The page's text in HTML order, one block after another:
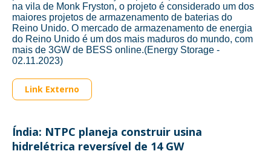
na vila de Monk Fryston, o projeto é considerado um dos
maiores projetos de armazenamento de baterias do
Reino Unido. O mercado de armazenamento de energia
do Reino Unido é um dos mais maduros do mundo, com
mais de 3GW de BESS online.(Energy Storage -
02.11.2023)
Link Externo
Índia: NTPC planeja construir usina
hidrelétrica reversível de 14 GW